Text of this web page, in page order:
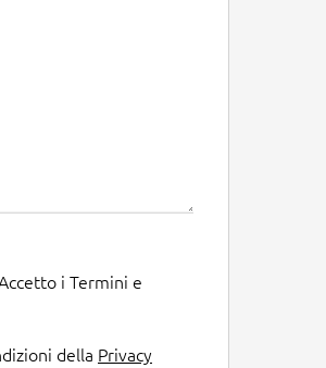
i Termini e
della Privacy